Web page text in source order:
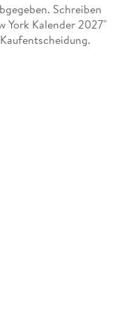
Schreiben
York Kalender 2027"